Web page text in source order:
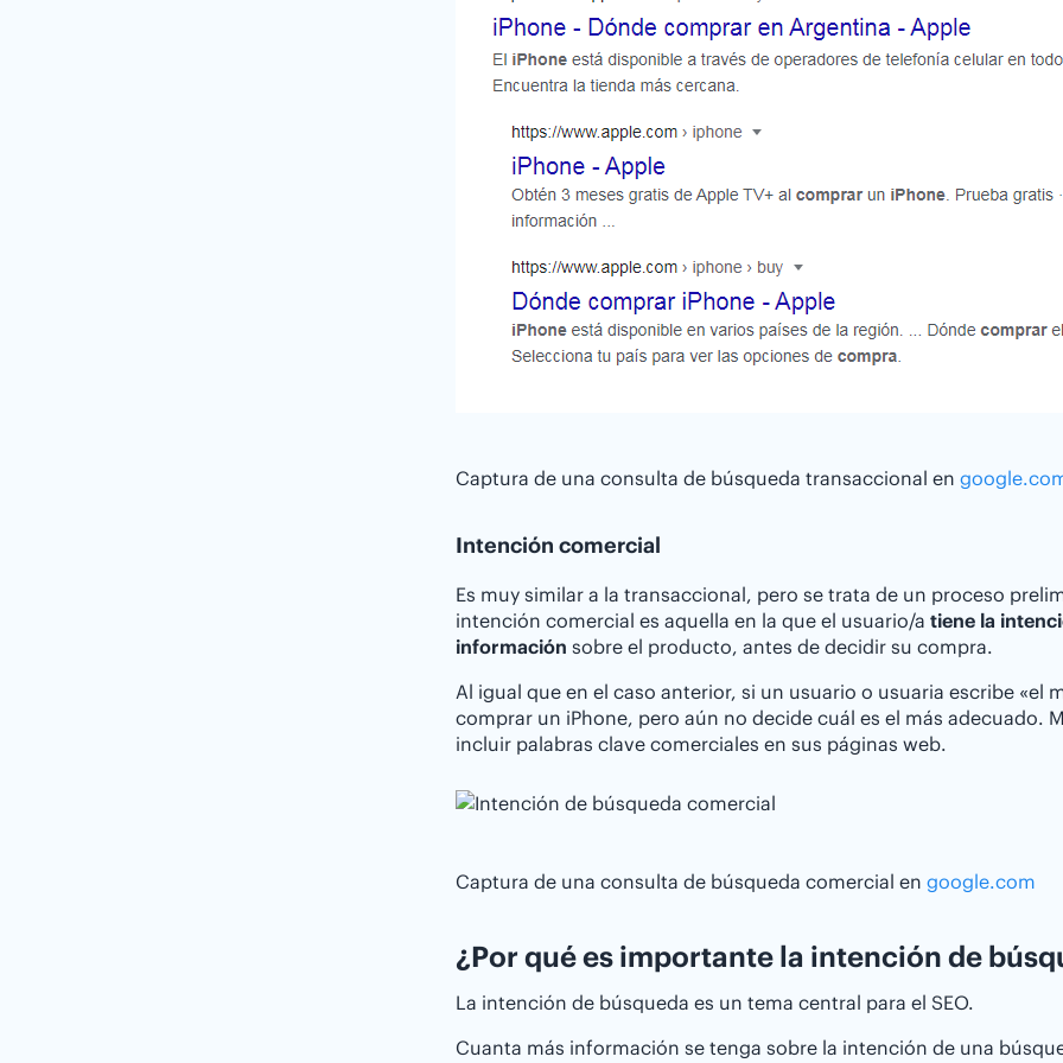
Captura de una consulta de búsqueda transaccional en
Intención comercial
Es muy similar a la transaccional, pero se trata de un proceso
intención comercial es aquella en la que el usuario/a tiene la
información sobre el producto, antes de decidir su compra.
Al igual que en el caso anterior, si un usuario o usuaria escribe «el
comprar un iPhone, pero aún no decide cuál es el más adecuado.
incluir palabras clave comerciales en sus páginas web.
Captura de una consulta de búsqueda comercial en google.com
¿Por qué es importante la intención de
La intención de búsqueda es un tema central para el SEO.
Cuanta más información se tenga sobre la intención de una